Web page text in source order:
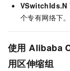
VSwitchIds.N
个专有网络下。
使用 Alibaba
用区伸缩组